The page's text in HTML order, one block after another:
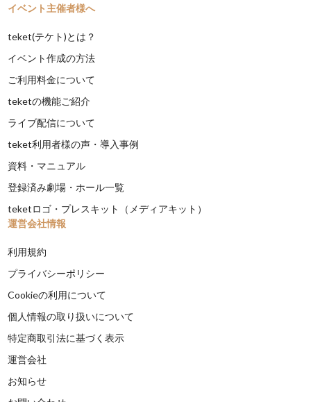
イベント主催者様へ
teket(テケト)とは？
イベント作成の方法
ご利用料金について
teketの機能ご紹介
ライブ配信について
teket利用者様の声・導入事例
資料・マニュアル
登録済み劇場・ホール一覧
teketロゴ・プレスキット（メディアキット）
運営会社情報
利用規約
プライバシーポリシー
Cookieの利用について
個人情報の取り扱いについて
特定商取引法に基づく表示
運営会社
お知らせ